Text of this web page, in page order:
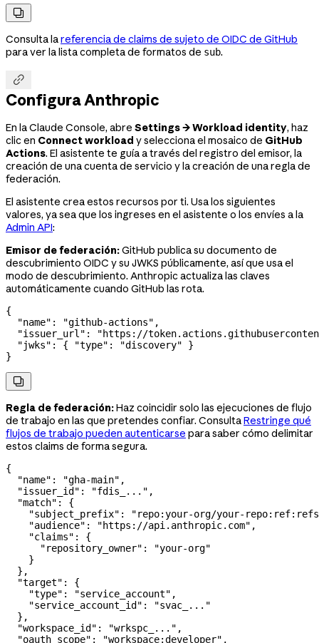

Consulta lareferencia de claims de sujeto de OIDC de GitHub
para ver la lista completa de formatos de sub.

Configura Anthropic
En la Claude Console, abre Settings → Workload identity, haz
clic en Connect workload y selecciona el mosaico de GitHub
Actions. El asistente te guía a través del registro del emisor, la
creación de una cuenta de servicio y la creación de una regla de
federación.
El asistente crea estos recursos por ti. Usa los siguientes
valores, ya sea que los ingreses en el asistente o los envíes a la
Admin API:
Emisor de federación:GitHub publica su documento de
descubrimiento OIDC y su JWKS públicamente, así que usa el
modo de descubrimiento. Anthropic actualiza las claves
automáticamente cuando GitHub las rota.
{
  "name"
: "github-actions" ,
  "issuer_url"
:
"https://
  "jwks"
: { "type" : "discovery" }
}

Regla de federación:Haz coincidir solo las ejecuciones de flujo
de trabajo en las que pretendes confiar. ConsultaRestringe qué
flujos de trabajo pueden autenticarse para saber cómo delimitar
estos claims de forma segura.
{
  "name"
: "gha-main" ,
  "issuer_id"
: "fdis_..." ,
  "match"
: {
    "subject_prefix"
:
"repo:your-org/your-
    "audience"
: "https://api.anthropic.com" ,
    "claims"
: {
      "repository_owner"
:
"your-org"
    }
  },
  "target"
: {
    "type"
: "service_account" ,
    "service_account_id"
:
"svac_..."
  },
  "workspace_id"
: "wrkspc_..." ,
  "oauth_scope"
: "workspace:developer" ,